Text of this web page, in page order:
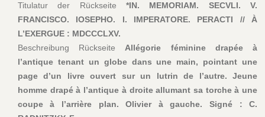
Titulatur der Rückseite *IN. MEMORIAM. SECVLI. V.
FRANCISCO. IOSEPHO. I. IMPERATORE. PERACTI // À
L’EXERGUE : MDCCCLXV.
Beschreibung RückseiteAllégorie féminine drapée à
l’antique tenant un globe dans une main, pointant une
page d’un livre ouvert sur un lutrin de l’autre. Jeune
homme drapé à l’antique à droite allumant sa torche à une
coupe à l’arrière plan. Olivier à gauche. Signé : C.